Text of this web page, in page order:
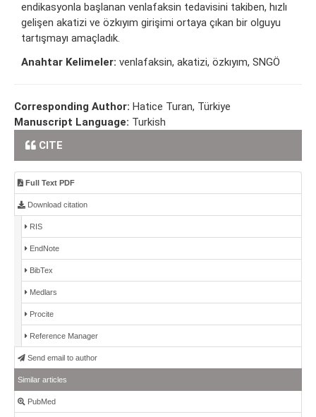
endikasyonla başlanan venlafaksin tedavisini takiben, hızlı
gelişen akatizi ve özkıyım girişimi ortaya çıkan bir olguyu
tartışmayı amaçladık.
Anahtar Kelimeler: venlafaksin, akatizi, özkıyım, SNGÖ
Corresponding Author: Hatice Turan, Türkiye
Manuscript Language: Turkish
CITE
Full Text PDF
Download citation
RIS
EndNote
BibTex
Medlars
Procite
Reference Manager
Send email to author
Similar articles
PubMed